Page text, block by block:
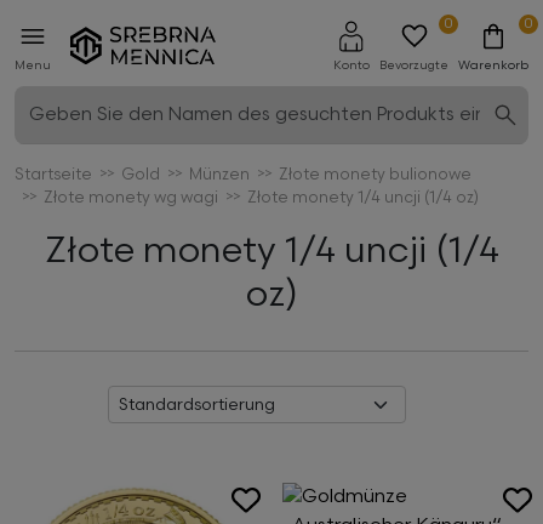
Menu Konto Bevorzugte
0 0
Warenkorb
Startseite Gold Münzen
Złote monety bulionowe
Złote monety wg wagi
Złote monety 1/4 uncji (1/4 oz)
Złote monety 1/4 uncji (1/4
oz)